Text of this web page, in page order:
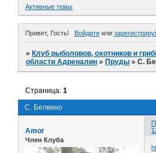
Активные темы
Привет, Гость! Войдитеили
»Клуб рыболовов, охотников и
области Адреналин »Пруды »С.
С. Белкино
Страница:1
Amor
Член Клуба